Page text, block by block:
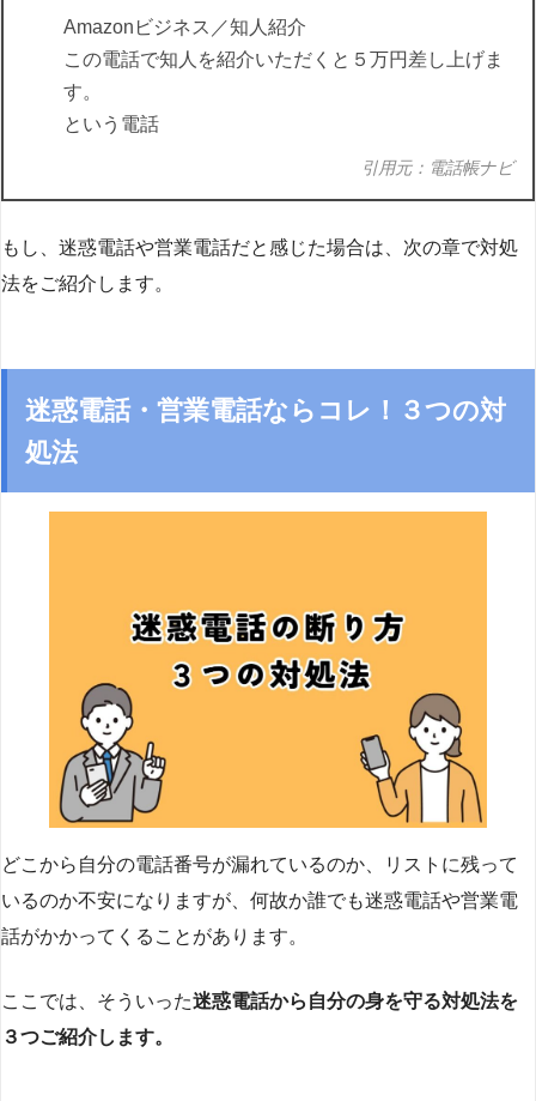
Amazonビジネス／知人紹介
この電話で知人を紹介いただくと５万円差し上げま
す。
という電話
引用元：電話帳ナビ
もし、迷惑電話や営業電話だと感じた場合は、次の章で対処
法をご紹介します。
迷惑電話・営業電話ならコレ！３つの対
処法
どこから自分の電話番号が漏れているのか、リストに残って
いるのか不安になりますが、何故か誰でも迷惑電話や営業電
話がかかってくることがあります。
ここでは、そういった迷惑電話から自分の身を守る対処法を
３つご紹介します。